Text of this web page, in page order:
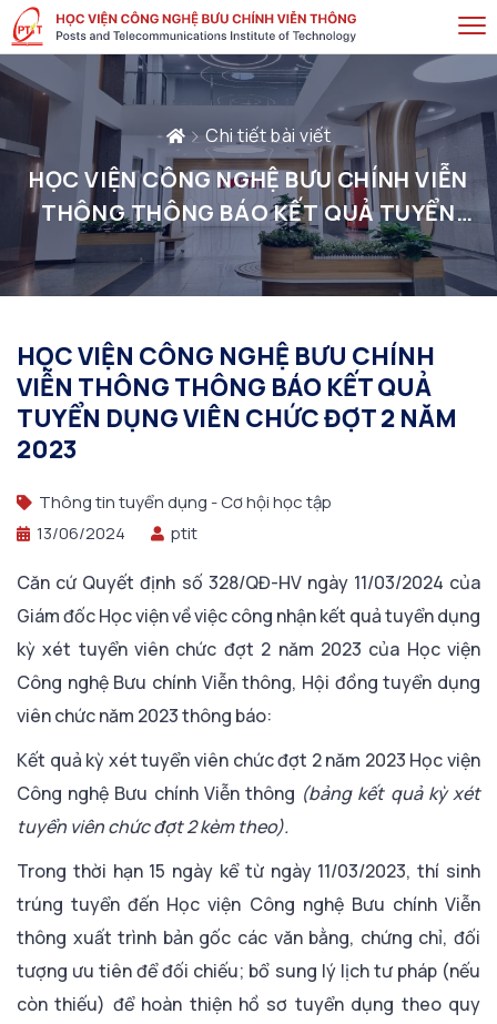
Chi tiết bài viết
HỌC VIỆN CÔNG NGHỆ BƯU CHÍNH VIỄN
THÔNG THÔNG BÁO KẾT QUẢ TUYỂN
DỤNG VIÊN CHỨC ĐỢT 2 NĂM 2023
HỌC VIỆN CÔNG NGHỆ BƯU CHÍNH
VIỄN THÔNG THÔNG BÁO KẾT QUẢ
TUYỂN DỤNG VIÊN CHỨC ĐỢT 2 NĂM
2023
Thông tin tuyển dụng - Cơ hội học tập
13/06/2024
ptit
Căn cứ Quyết định số 328/QĐ-HV ngày 11/03/2024 của
Giám đốc Học viện về việc công nhận kết quả tuyển dụng
kỳ xét tuyển viên chức đợt 2 năm 2023 của Học viện
Công nghệ Bưu chính Viễn thông, Hội đồng tuyển dụng
viên chức năm 2023 thông báo:
Kết quả kỳ xét tuyển viên chức đợt 2 năm 2023 Học viện
Công nghệ Bưu chính Viễn thông (bảng kết quả kỳ xét
tuyển viên chức đợt 2 kèm theo).
Trong thời hạn 15 ngày kể từ ngày 11/03/2023, thí sinh
trúng tuyển đến Học viện Công nghệ Bưu chính Viễn
thông xuất trình bản gốc các văn bằng, chứng chỉ, đối
tượng ưu tiên để đối chiếu; bổ sung lý lịch tư pháp (nếu
còn thiếu) để hoàn thiện hồ sơ tuyển dụng theo quy